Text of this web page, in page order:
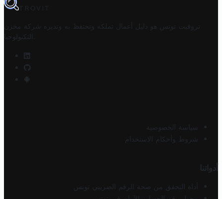
TROVIT
تروفيت تونس هو دليل أعمال تملكه وتحتفظ به وتديره
شركة مخزن
التكنولوجيا
سياسة الخصوصية
شروط وأحكام الاستخدام
أدواتنا
أداة التحقق من صحة الرقم الضريبي تونس